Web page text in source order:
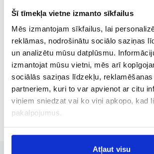
Šī tīmekļa vietne izmanto sīkfailus
Mēs izmantojam sīkfailus, lai
reklāmas, nodrošinātu sociālo saziņas
un analizētu mūsu datplūsmu.
izmantojat mūsu vietni, mēs arī
sociālās saziņas līdzekļu,
partneriem, kuri to var apvienot ar citu
viņiem sniedzat vai ko viņi apkopo, kad
pakalpojumus.
Atļaut visu
Pāriem,Aktīvajiem,Izziņas
01.11, Sv.
Ammāna AMM
Viļņa VNO
Brīvdienas, „City break“,Izziņas
31.10, S.